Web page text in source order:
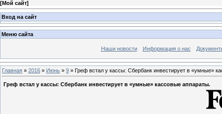
[Мой сайт]
Вход на сайт
Меню сайта
Наши новости Информация о нас
Главная » 2016 » Июнь » 9 » Греф встал у кассы: Сбербанк инвестирует в «умные»
Греф встал у кассы: Сбербанк инвестирует в «умные» кассовые аппараты.